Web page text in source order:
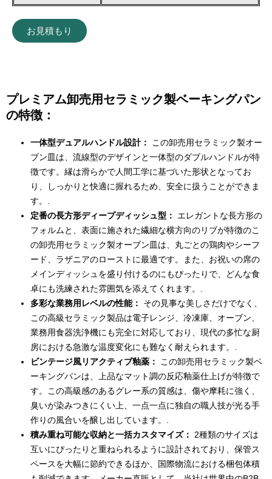
お見積もり
プレミアム卸売用セラミック製ベーキングパン
の特徴：
一体型デュアルハンドル設計：
この卸売用セラミック製オー
ブン皿は、流線型のデザインと一体型のダブルハンドルが特
徴です。縁は滑らかで人間工学に基づいた形状となってお
り、しっかりと快適に握れるため、安全に扱うことができま
す。.
定番の長方形ディープディッシュ型： エレガントな長方形の
フォルムと、表面に施された繊細な横方向のリブが特徴のこ
の卸売用セラミック製オーブン皿は、丸ごとの鶏肉やシーフ
ード、ラザニアのローストに最適です。また、お祝いの席の
メインディッシュを盛り付けるのにもぴったりで、どんな食
卓にも洗練された雰囲気を添えてくれます。.
多彩な業務用レベルの性能： その見事な美しさだけでなく、
この高級セラミック製品は電子レンジ、冷凍庫、オーブン、
業務用食器洗浄機にも完全に対応しており、現代の多忙な厨
房における急激な温度変化にも難なく耐えられます。.
ビンテージ風リアクティブ釉薬：
この卸売用セラミック製ベ
ーキングパンは、上品なマット調の反応釉薬仕上げが特徴で
す。この高級感のあるグレー系の質感は、傷や摩耗に強く、
臭いが染みつきにくい上、一点一点に独自の職人技が光る手
作りの風合いを醸し出しています。.
積み重ね可能な収納と一括カスタマイズ：
2種類のサイズは
互いにぴったりと重ねられるように設計されており、保管ス
ペースを大幅に節約できるほか、国際物流における梱包体積